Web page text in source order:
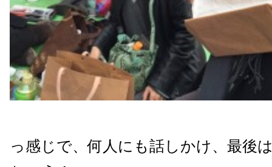
っ感じで、何人にも話しかけ、最後